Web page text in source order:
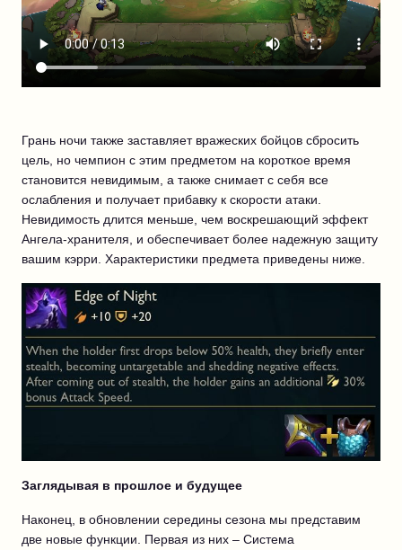
Грань ночи также заставляет вражеских бойцов сбросить
цель, но чемпион с этим предметом на короткое время
становится невидимым, а также снимает с себя все
ослабления и получает прибавку к скорости атаки.
Невидимость длится меньше, чем воскрешающий эффект
Ангела-хранителя, и обеспечивает более надежную защиту
вашим кэрри. Характеристики предмета приведены ниже.
Заглядывая в прошлое и будущее
Наконец, в обновлении середины сезона мы представим
две новые функции. Первая из них – Система